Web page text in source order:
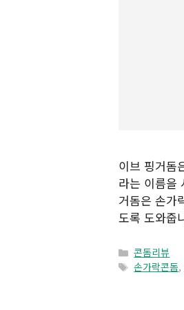
이브 핑거돔
라는 이름을
거돔은 손가
도록 도와줍
Categories
콘돔리뷰
Tags
손가락콘돔,